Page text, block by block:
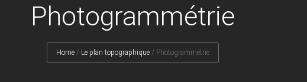
Photogrammétrie
Home / Le plan topographique / Photogrammétrie